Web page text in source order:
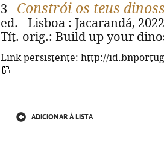
3 - Constrói os teus
ed. - Lisboa : Jacarandá,
Tít. orig.: Build up your
Link persistente: http://
ADICIONAR À LISTA